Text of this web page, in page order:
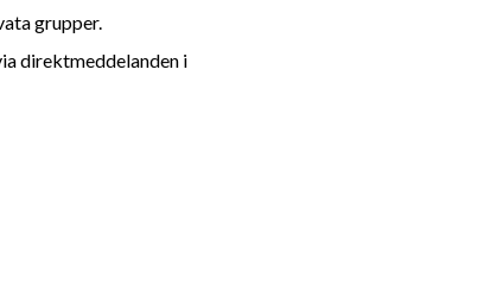
grupper.
direktmeddelanden i